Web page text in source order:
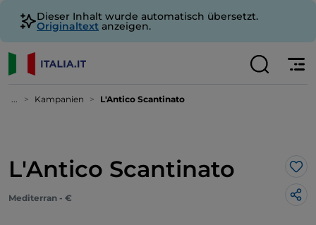
Dieser Inhalt wurde automatisch übersetzt.
Originaltext anzeigen.
... Kampanien L'Antico Scantinato
L'Antico Scantinato
Mediterran - €